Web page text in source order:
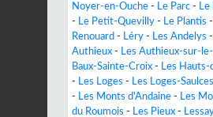
Noyer-en-Ouche - Le Parc -
- Le Petit-Quevilly - Le Plantis -
Renouard - Léry - Les Andelys -
Authieux - Les Authieux-sur-
Baux-Sainte-Croix - Les Hauts-
- Les Loges - Les Loges-Saulces
- Les Monts d'Andaine - Les
du Roumois - Les Pieux -